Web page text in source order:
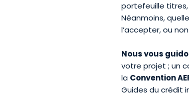
portefeuille titres,
Néanmoins,
l’accepter, ou non.
Nous vous
votre projet ; un
la Convention
Guides du crédit